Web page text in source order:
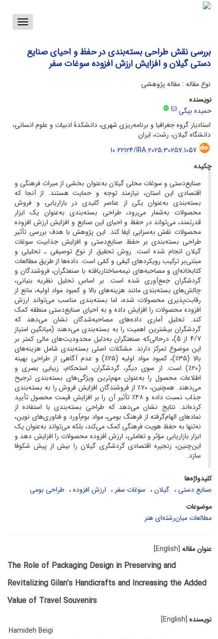
Toggle
بررسی نقش طراحی بسته‌بندی در حفظ و احیای صنایع
دستی گیلان و افزایش ارزش افزوده سوغات سفر
نوع مقاله : مقاله پژوهشی
نویسنده
حمیده بیگی
استادیار گروه جغرافیا و برنامه‌ریزی شهری، دانشکدۀ ادبیات و علوم انسانی،
دانشگاه گیلان، رشت، ایران
10.22124/IRA.2025.30257.1057
چکیده
صنایع‌دستی و سوغات محلی گیلان به‌عنوان بخشی از میراث فرهنگی و
اقتصادی این استان، نیازمند توجه و حمایت هستند. از آنجا که
بسته‌بندی به‌عنوان یکی از عناصر کلیدی در بازاریابی و فروش
محصولات به‌شمار می‌رود، طراحی بسته‌بندی به‌عنوان یک ابزار
قدرتمند، می‌تواند در حفظ و احیای این صنایع و افزایش ارزش افزوده
محصولات نقش به‌سزایی ایفا کند. این پژوهش با هدف بررسی تأثیر
طراحی بسته‌بندی بر حفظ صنایع‌دستی و افزایش جذابیت سوغات
گیلان انجام شده است. روش تحقیق از نوع توصیفی ـ تحلیلی و
مبتنی‌بر ترکیب رویکردهای کیفی و کمّی است. داده‌ها از طریق مطالعات
کتابخانه‌ای و مصاحبه‌های نیمه‌ساختاریافته با صنعتگران، فروشندگان و
گردشگران جمع‌آوری شده است. بر اساس تحلیل نظریه بنیانی،
چالش‌های بسته‌بندی مانند هزینه‌های بالا و کمبود مواد اولیه، مانع از
رقابت‌پذیری محصولات شده، اما بسته‌بندی مناسب می‌تواند ارزش
افزوده محصولات را افزایش داده و به احیای صنایع‌دستی منطقه کمک
کند. تحلیل آماری داده‌های مصاحبه‌شدگان نشان می‌دهد که
گردشگران بیشترین اهمیت را به بسته‌بندی می‌دهند (میانگین امتیاز
4/7 از 5)، درحالی‌که صنعتگران به‌دلیل محدودیت‌های مالی کمتر بر
این موضوع تمرکز دارند. مشکلات اصلی بسته‌بندی شامل هزینه‌های
بالا (۳۵٪)، کمبود مواد اولیه (۲۵٪) و عدم آگاهی از طراحی بهینه
(۲۰٪) است. از سوی دیگر، گردشگران، استحکام، زیبایی بصری و
اطلاعات محصول را به‌عنوان مهم‌ترین ویژگی‌های بسته‌بندی ترجیح
می‌دهند. همچنین، ۷۰٪ از فروشندگان افزایش فروش را به بسته‌بندی
جذاب نسبت داده و ۴۸٪ تأثیر آن را بر افزایش قیمت محصول تأیید
کرده‌اند. نتایج نشان می‌دهد که طراحی بسته‌بندی با استفاده از
نمادهای الهام‌گرفته از فرهنگ بومی، مواد بوم‌آورد و فناوری‌های نوین،
نه‌تنها به حفظ هویت فرهنگی کمک می‌کند، بلکه می‌تواند به‌عنوان یک
ابزار بازاریابی مؤثر و تعاملی، ارزش افزوده محصولات را افزایش دهد و
این‌چنین، زنجیره اقتصادی گردشگری گیلان را بیش از پیش شکوفا
سازد.
کلیدواژه‌ها
صنایع دستی
گیلان سوغات سفر ارزش افزوده
طراحی بومی
موضوعات
مطالعات میان‌رشته‌ای هنر
عنوان مقاله [English]
The Role of Packaging Design in Preserving and
Revitalizing Gilan’s Handicrafts and Increasing the Added
Value of Travel Souvenirs
نویسنده [English]
Hamideh Beigi